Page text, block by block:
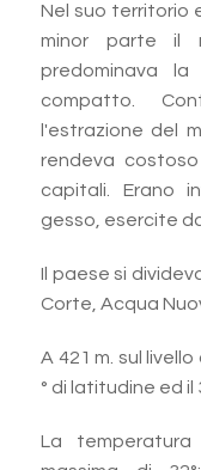
Nel suo territorio
minor parte il
predominava
compatto.
l'estrazione del
rendeva
capitali. Erano
gesso, esercite
Il paese si
Corte, Acqua
A 421 m. sul
° di latitudine ed il
La